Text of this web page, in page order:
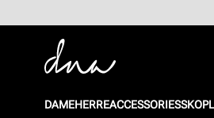
DAMEHERREACCESSORIES